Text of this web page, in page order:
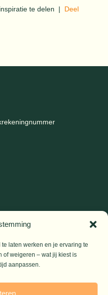
laten werken en je ervaring te
of weigeren – wat jij kiest is
aanpassen.
te delen |
Deel
Ronald de Jong,Aart